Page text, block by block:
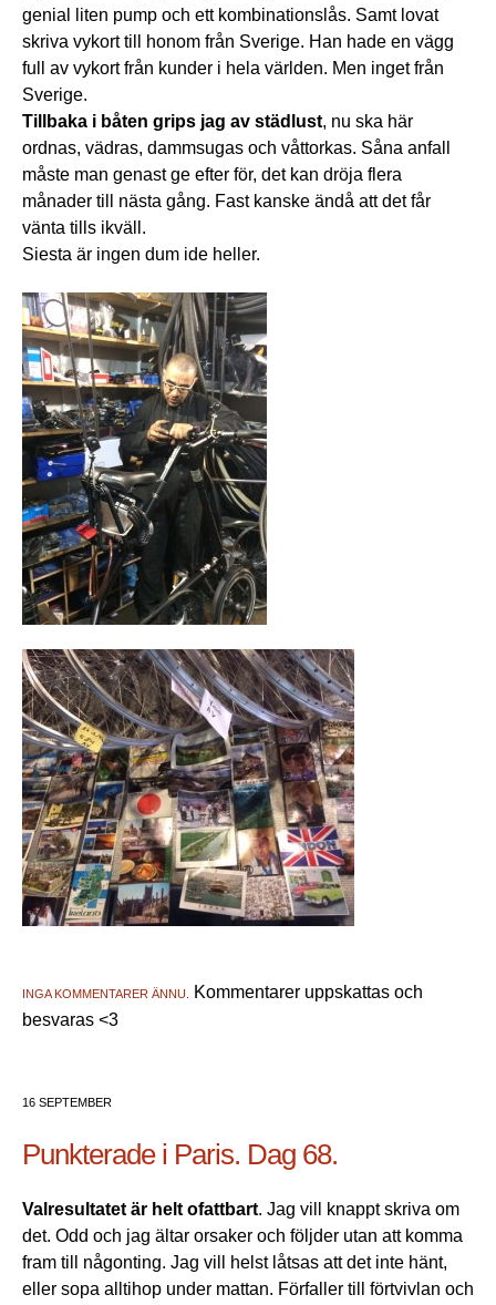
genial liten pump och ett kombinationslås. Samt lovat
skriva vykort till honom från Sverige. Han hade en vägg
full av vykort från kunder i hela världen. Men inget från
Sverige.
Tillbaka i båten grips jag av städlust, nu ska här
ordnas, vädras, dammsugas och våttorkas. Såna anfall
måste man genast ge efter för, det kan dröja flera
månader till nästa gång. Fast kanske ändå att det får
vänta tills ikväll.
Siesta är ingen dum ide heller.
INGA KOMMENTARER ÄNNU.
Kommentarer uppskattas och
besvaras <3
16 SEPTEMBER
Punkterade i Paris. Dag 68.
Valresultatet är helt ofattbart. Jag vill knappt skriva om
det. Odd och jag ältar orsaker och följder utan att komma
fram till någonting. Jag vill helst låtsas att det inte hänt,
eller sopa alltihop under mattan. Förfaller till förtvivlan och